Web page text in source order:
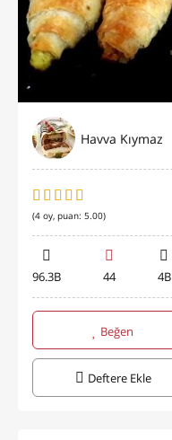
Havva Kıymaz
(4 oy, puan: 5.00)
96.3B 44 4B
Beğen
Deftere Ekle